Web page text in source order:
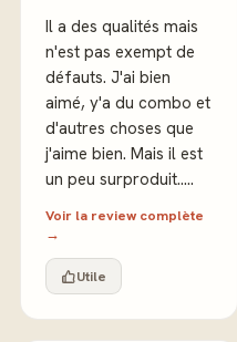
Il a des qualités mais
n'est pas exempt de
défauts. J'ai bien
aimé, y'a du combo et
d'autres choses que
j'aime bien. Mais il est
un peu surproduit.....
Voir la review complète
→
Utile